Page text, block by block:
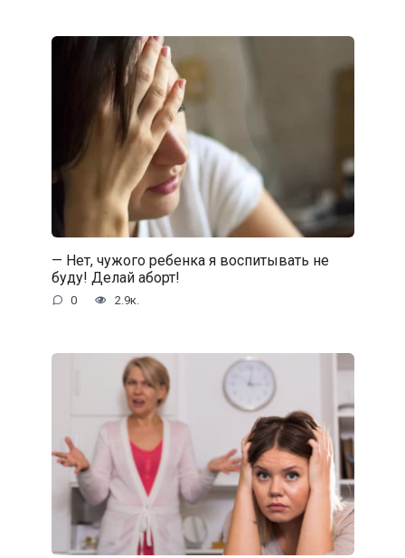
— Нет, чужого ребенка я воспитывать не
буду! Делай аборт!
0 2.9к.